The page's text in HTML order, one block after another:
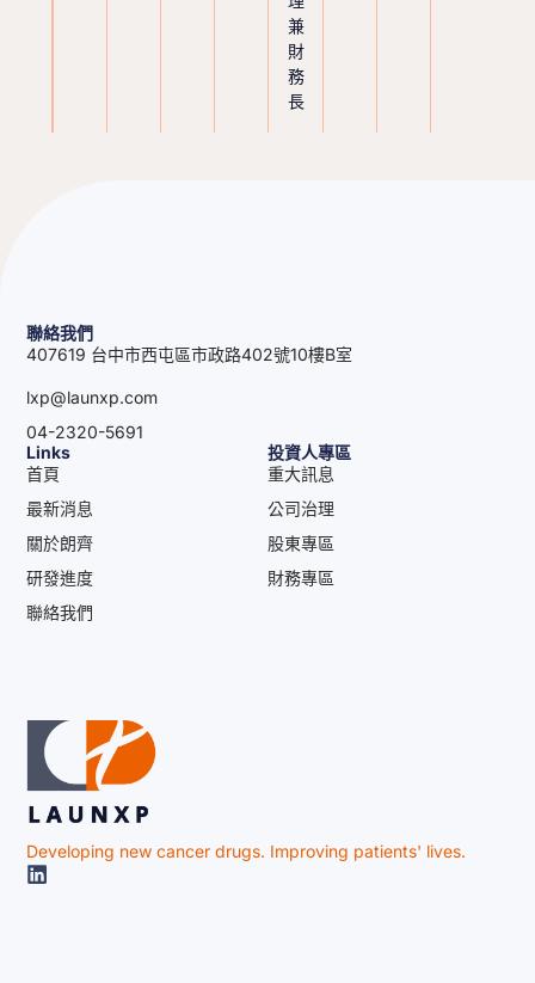
兼
財
務
長
Developing new cancer drugs. Improving patients' lives.
Links
首頁
最新消息
關於朗齊
研發進度
聯絡我們
投資人專區
重大訊息
公司治理
股東專區
財務專區
聯絡我們
407619 台中市西屯區市政路402號10樓B室
lxp@launxp.com
04-2320-5691